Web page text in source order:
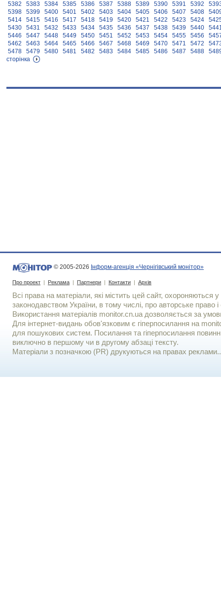
5382
5383 5384 5385 5386 5387 5388 5389 5390 5391 5392
5398
5399 5400 5401 5402 5403 5404 5405 5406 5407 5408
5414
5415 5416 5417 5418 5419 5420 5421 5422 5423 5424
5430
5431 5432 5433 5434 5435 5436 5437 5438 5439 5440
5446
5447 5448 5449 5450 5451 5452 5453 5454 5455 5456
5462
5463 5464 5465 5466 5467 5468 5469 5470 5471 5472
5478
5479 5480 5481 5482 5483 5484 5485 5486 5487 5488
сторінка
© 2005-2026 Інформ-агенція «Чернігівський монітор»
Про проект | Реклама | Партнери | Контакти | Архів
Всі права на матеріали, які містить цей сайт, охороняються у
законодавством України, в тому числі, про авторське право і
Використання матерiалiв monitor.cn.ua дозволяється за
Для iнтернет-видань обов'язковим є гiперпосилання на
для пошукових систем. Посилання та гіперпосилання
виключно в першому чи в другому абзаці тексту.
Матеріали з позначкою (PR) друкуються на правах реклами..